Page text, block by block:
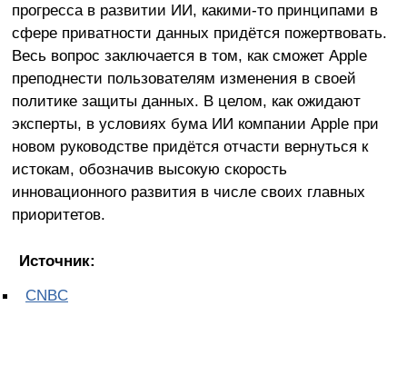
прогресса в развитии ИИ, какими-то принципами в
сфере приватности данных придётся пожертвовать.
Весь вопрос заключается в том, как сможет Apple
преподнести пользователям изменения в своей
политике защиты данных. В целом, как ожидают
эксперты, в условиях бума ИИ компании Apple при
новом руководстве придётся отчасти вернуться к
истокам, обозначив высокую скорость
инновационного развития в числе своих главных
приоритетов.
Источник:
CNBC